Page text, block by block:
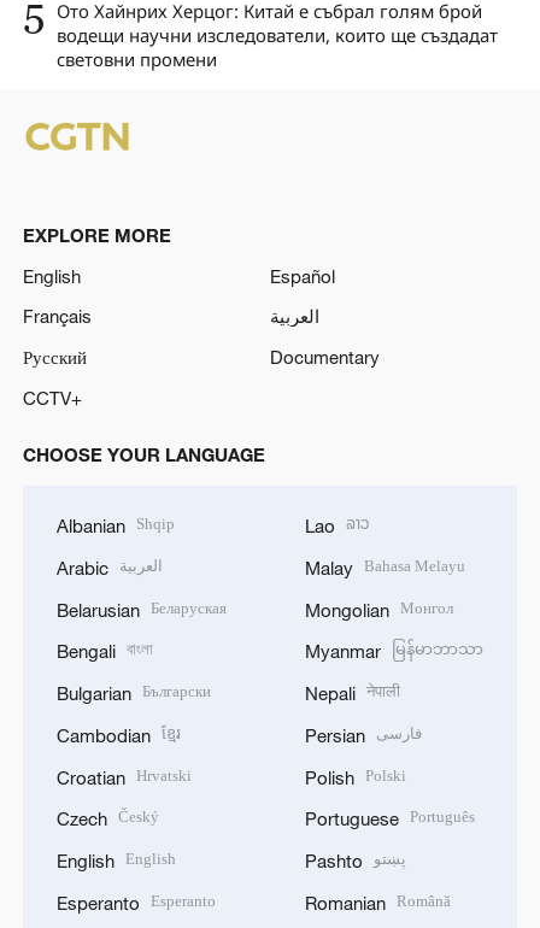
5 Ото Хайнрих Херцог: Китай е събрал голям брой
водещи научни изследователи, които ще създадат
световни промени
EXPLORE MORE
English
Español
Français
العربية
Русский
Documentary
CCTV+
CHOOSE YOUR LANGUAGE
Albanian Shqip
Arabic العربية
Belarusian Беларуская
Bengali বাংলা
Bulgarian Български
Cambodian ខ្មែរ
Croatian Hrvatski
Czech Český
English English
Esperanto Esperanto
Lao ລາວ
Malay Bahasa Melayu
Mongolian Монгол
Myanmar မြန်မာဘာသာ
Nepali नेपाली
Persian فارسی
Polish Polski
Portuguese Português
Pashto پښتو
Romanian Română